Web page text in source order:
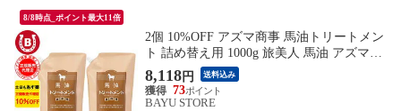
8/8時点_ポイント最大11倍
2個 10%OFF アズマ商事 馬油トリートメン
ト 詰め替え用 1000g 旅美人 馬油 アズマ商
事 ばゆ ばーゆ トリートメント アズマ商事
詰替 旅美人馬油トリートメント 旅美人ト
リートメント バーユ アズマ商事馬油 アズ
8,118円 送料込み
73
BAYU STORE